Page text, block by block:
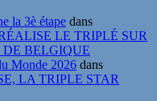
la 3è étape dans
LE TRIPLÉ SUR
BELGIQUE
Monde 2026 dans
LA TRIPLE STAR